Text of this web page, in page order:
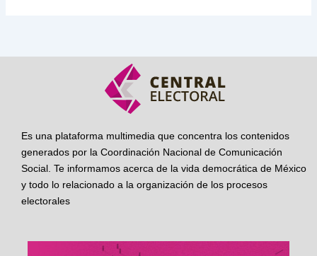
Es una plataforma multimedia que concentra los contenidos
generados por la Coordinación Nacional de Comunicación
Social. Te informamos acerca de la vida democrática de México
y todo lo relacionado a la organización de los procesos
electorales